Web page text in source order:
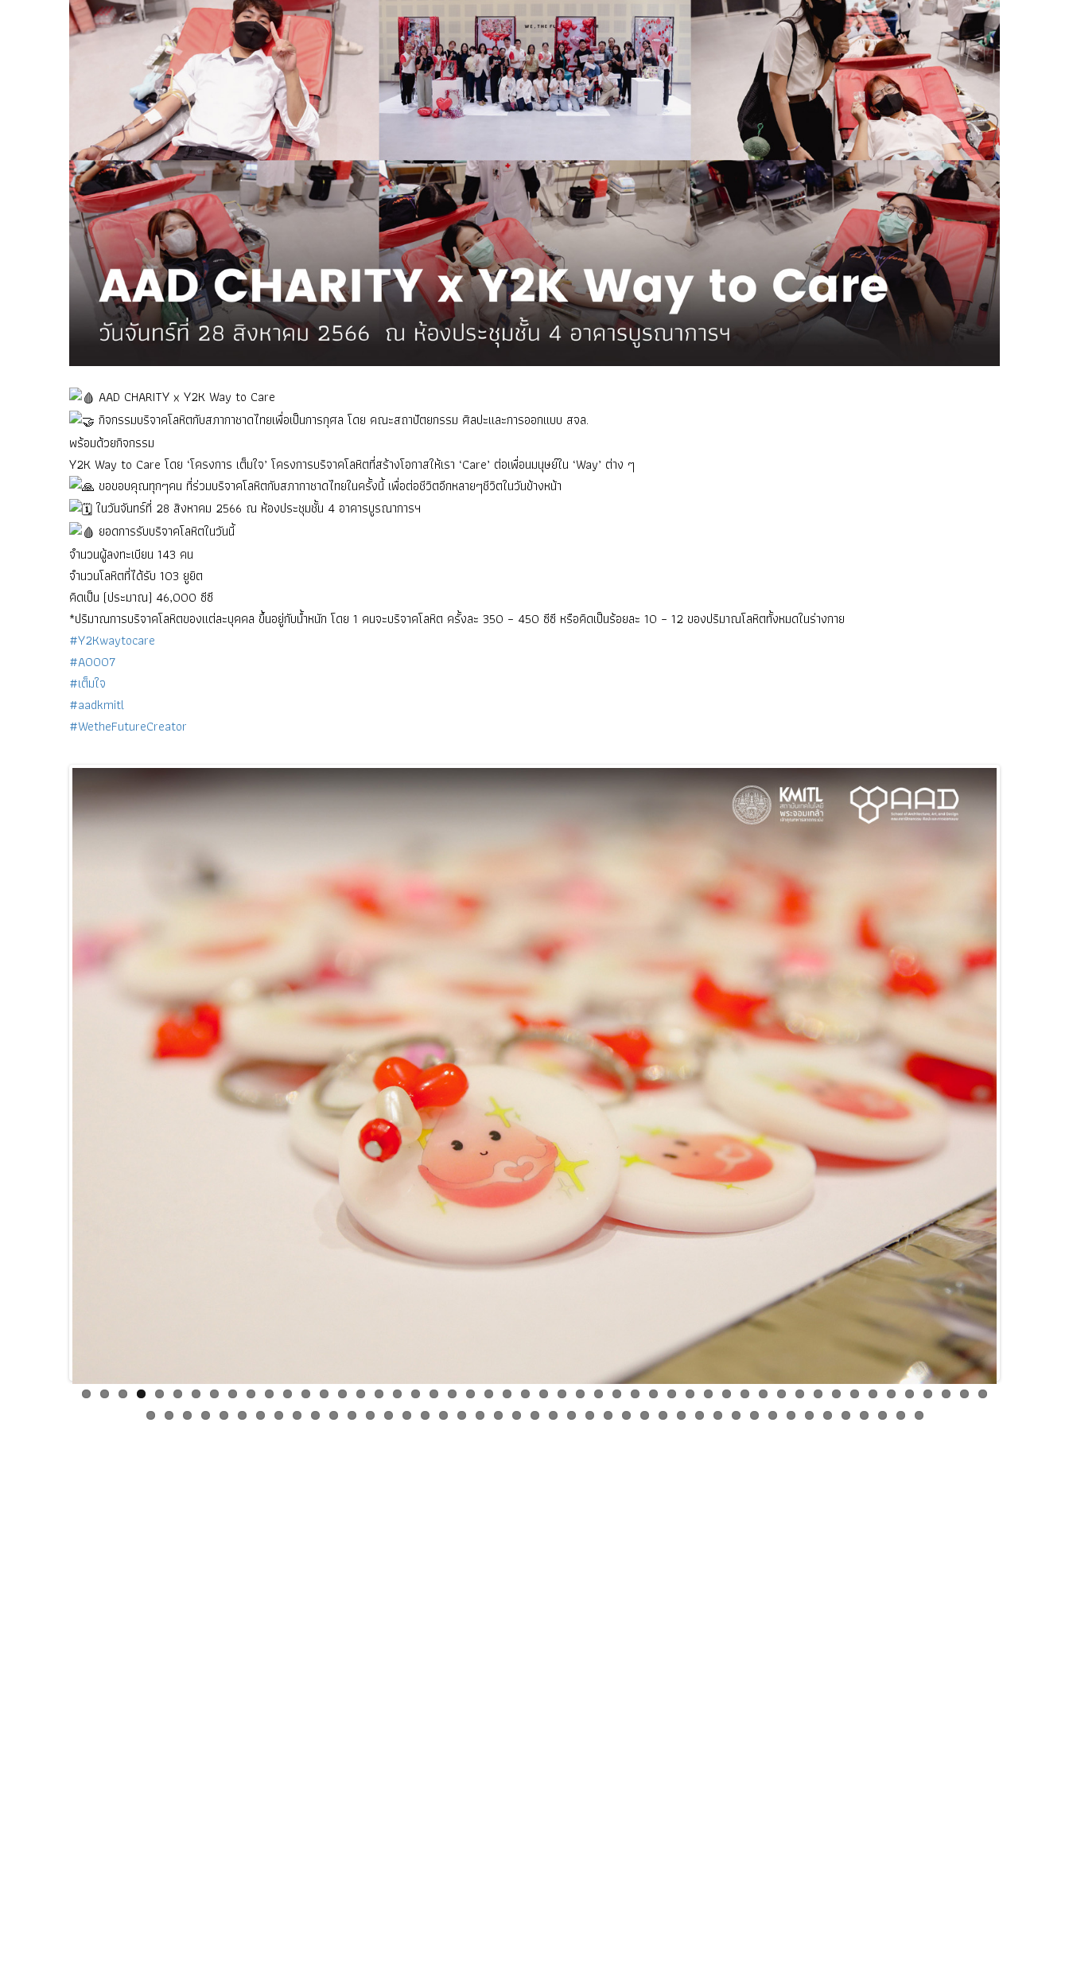
AAD CHARITY x Y2K Way to Care
กิจกรรมบริจาคโลหิตกับสภากาชาดไทยเพื่อเป็นการกุศล โดย คณะสถาปัตยกรรม ศิลปะและการออกแบบ สจล.
พร้อมด้วยกิจกรรม
Y2K Way to Care โดย ‘โครงการ เต็มใจ’ โครงการบริจาคโลหิตที่สร้างโอกาสให้เรา ‘Care’ ต่อเพื่อนมนุษย์ใน ‘Way’ ต่าง ๆ
ขอขอบคุณทุกๆคน ที่ร่วมบริจาคโลหิตกับสภากาชาดไทยในครั้งนี้ เพื่อต่อชีวิตอีกหลายๆชีวิตในวันข้างหน้า
ในวันจันทร์ที่ 28 สิงหาคม 2566 ณ ห้องประชุมชั้น 4 อาคารบูรณาการฯ
ยอดการรับบริจาคโลหิตในวันนี้
จำนวนผู้ลงทะเบียน 143 คน
จำนวนโลหิตที่ได้รับ 103 ยูยิต
คิดเป็น (ประมาณ) 46,000 ซีซี
*ปริมาณการบริจาคโลหิตของแต่ละบุคคล ขึ้นอยู่กับน้ำหนัก โดย 1 คนจะบริจาคโลหิต ครั้งละ 350 – 450 ซีซี หรือคิดเป็นร้อยละ 10 – 12 ของปริมาณโลหิตทั้งหมดในร่างกาย
#Y2Kwaytocare
#A0007
#เต็มใจ
#aadkmitl
#WetheFutureCreator